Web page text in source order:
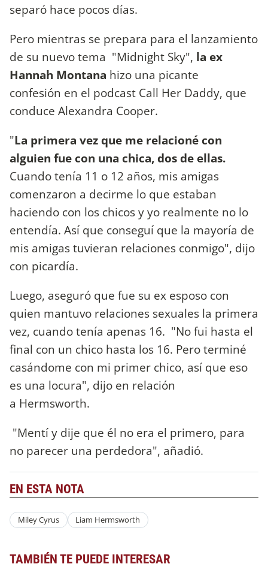
separó hace pocos días.
Pero mientras se prepara para el lanzamiento
de su nuevo tema "Midnight Sky", la ex
Hannah Montana hizo una picante
confesión en el podcast Call Her Daddy, que
conduce Alexandra Cooper.
"La primera vez que me relacioné con
alguien fue con una chica, dos de ellas.
Cuando tenía 11 o 12 años, mis amigas
comenzaron a decirme lo que estaban
haciendo con los chicos y yo realmente no lo
entendía. Así que conseguí que la mayoría de
mis amigas tuvieran relaciones conmigo", dijo
con picardía.
Luego, aseguró que fue su ex esposo con
quien mantuvo relaciones sexuales la primera
vez, cuando tenía apenas 16. "No fui hasta el
final con un chico hasta los 16. Pero terminé
casándome con mi primer chico, así que eso
es una locura", dijo en relación
a Hermsworth.
"Mentí y dije que él no era el primero, para
no parecer una perdedora", añadió.
EN ESTA NOTA
Miley Cyrus Liam Hermsworth
TAMBIÉN TE PUEDE INTERESAR